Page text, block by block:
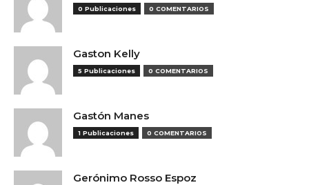
0 Publicaciones 0 COMENTARIOS
Gaston Kelly
5 Publicaciones 0 COMENTARIOS
Gastón Manes
1 Publicaciones 0 COMENTARIOS
Gerónimo Rosso Espoz